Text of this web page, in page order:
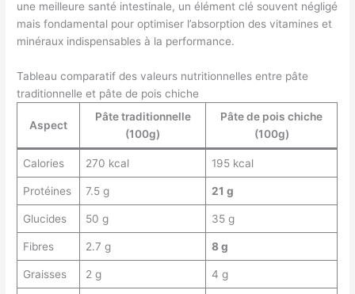
une meilleure santé intestinale, un élément clé souvent négligé
mais fondamental pour optimiser l’absorption des vitamines et
minéraux indispensables à la performance.
Tableau comparatif des valeurs nutritionnelles entre pâte
traditionnelle et pâte de pois chiche
Aspect
Pâte traditionnelle
(100g)
Pâte de pois chiche
(100g)
Calories 270 kcal 195 kcal
Protéines 7.5 g 21 g
Glucides 50 g 35 g
Fibres 2.7 g 8 g
Graisses 2 g 4 g